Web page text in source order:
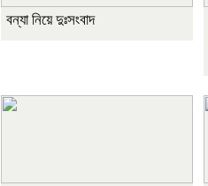
বন্যা নিয়ে দুঃসংবাদ